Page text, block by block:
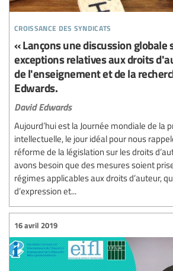
croissance des syndicats
« Lançons une discussion globale
exceptions relatives aux droits
de l'enseignement et de la
Edwards.
David Edwards
Aujourd’hui est la Journée mondiale de la
intellectuelle, le jour idéal pour nous
réforme de la législation sur les droits
avons besoin que des mesures soient
régimes applicables aux droits d’auteur,
d’expression et...
16 avril 2019